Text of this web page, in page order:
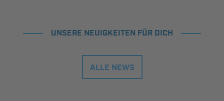
UNSERE NEUIGKEITEN FÜR DICH
ALLE NEWS